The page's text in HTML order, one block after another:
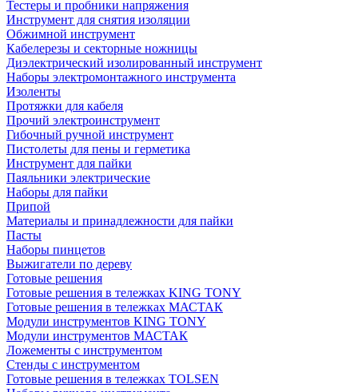
Тестеры и пробники напряжения
Инструмент для снятия изоляции
Обжимной инструмент
Кабелерезы и секторные ножницы
Диэлектрический изолированный инструмент
Наборы электромонтажного инструмента
Изоленты
Протяжки для кабеля
Прочий электроинструмент
Гибочный ручной инструмент
Пистолеты для пены и герметика
Инструмент для пайки
Паяльники электрические
Наборы для пайки
Припой
Материалы и принадлежности для пайки
Пасты
Наборы пинцетов
Выжигатели по дереву
Готовые решения
Готовые решения в тележках KING TONY
Готовые решения в тележках МАСТАК
Модули инструментов KING TONY
Модули инструментов МАСТАК
Ложементы с инструментом
Стенды с инструментом
Готовые решения в тележках TOLSEN